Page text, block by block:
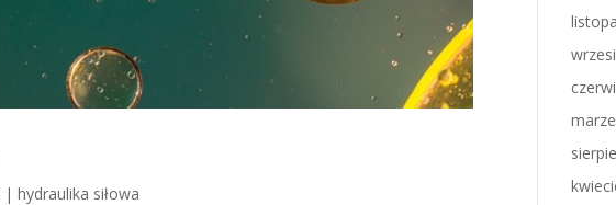
|hydraulika siłowa